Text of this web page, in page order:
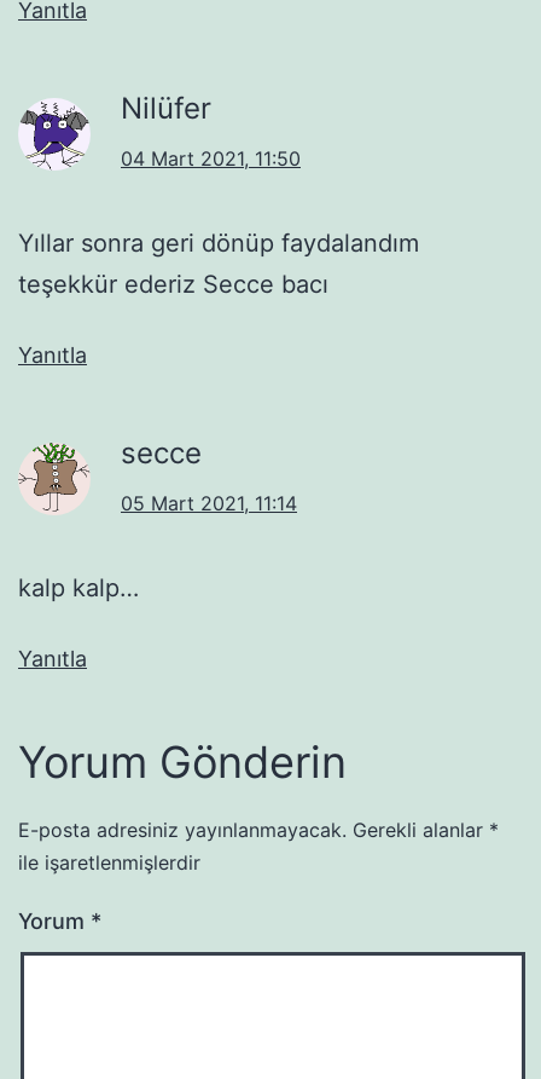
Yanıtla
Nilüfer
04 Mart 2021, 11:50
Yıllar sonra geri dönüp faydalandım
teşekkür ederiz Secce bacı
Yanıtla
secce
05 Mart 2021, 11:14
kalp kalp…
Yanıtla
Yorum Gönderin
E-posta adresiniz yayınlanmayacak. Gerekli alanlar *
ile işaretlenmişlerdir
Yorum *